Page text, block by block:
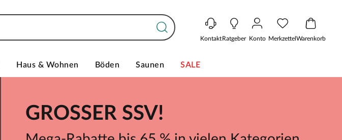
KontaktRatgeber Konto MerkzettelWarenkorb
Haus & Wohnen Böden Saunen SALE
GROSSER SSV!